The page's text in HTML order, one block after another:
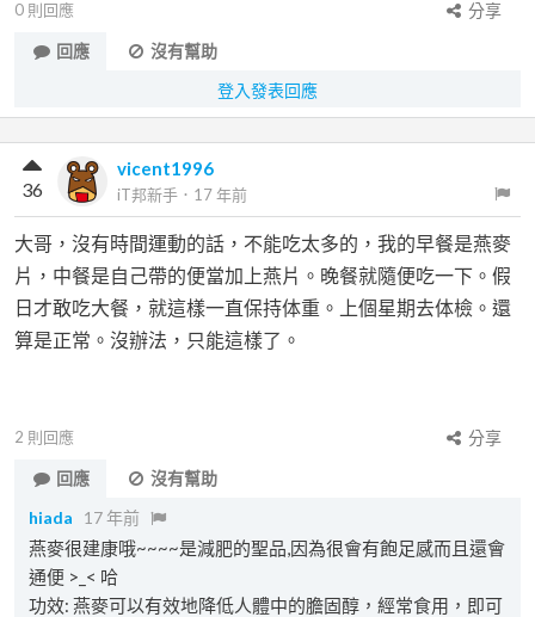
0 則回應
分享
回應
沒有幫助
登入發表回應
vicent1996
iT邦新手 ． 17 年前
36
大哥，沒有時間運動的話，不能吃太多的，我的早餐是燕麥
片，中餐是自己帶的便當加上燕片。晚餐就隨便吃一下。假
日才敢吃大餐，就這樣一直保持体重。上個星期去体檢。還
算是正常。沒辦法，只能這樣了。
2 則回應
分享
回應
沒有幫助
hiada
17 年前
燕麥很建康哦~~~~是減肥的聖品,因為很會有飽足感而且還會
通便 >_< 哈
功效: 燕麥可以有效地降低人體中的膽固醇，經常食用，即可